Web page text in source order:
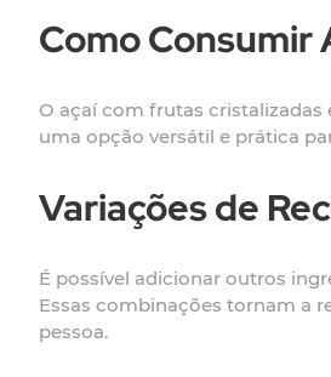
Como Consumir
O açaí com frutas
uma opção versátil e prática
Variações de
É possível adicionar outros
Essas combinações tornam a
pessoa.